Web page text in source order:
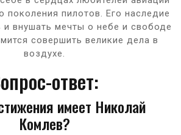
поколения пилотов. Его наследие
внушать мечты о небе и свободе
совершить великие дела в
воздухе.
ответ:
имеет Николай
Комлев?